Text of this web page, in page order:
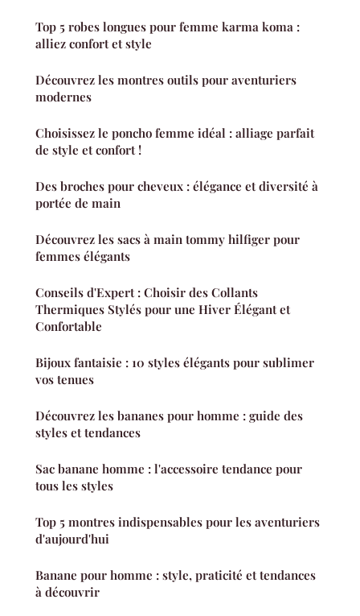
Top 5 robes longues pour femme karma koma :
alliez confort et style
Découvrez les montres outils pour aventuriers
modernes
Choisissez le poncho femme idéal : alliage parfait
de style et confort !
Des broches pour cheveux : élégance et diversité à
portée de main
Découvrez les sacs à main tommy hilfiger pour
femmes élégants
Conseils d'Expert : Choisir des Collants
Thermiques Stylés pour une Hiver Élégant et
Confortable
Bijoux fantaisie : 10 styles élégants pour sublimer
vos tenues
Découvrez les bananes pour homme : guide des
styles et tendances
Sac banane homme : l'accessoire tendance pour
tous les styles
Top 5 montres indispensables pour les aventuriers
d'aujourd'hui
Banane pour homme : style, praticité et tendances
à découvrir